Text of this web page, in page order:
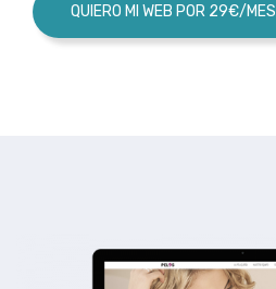
QUIERO MI WEB POR 29€/MES